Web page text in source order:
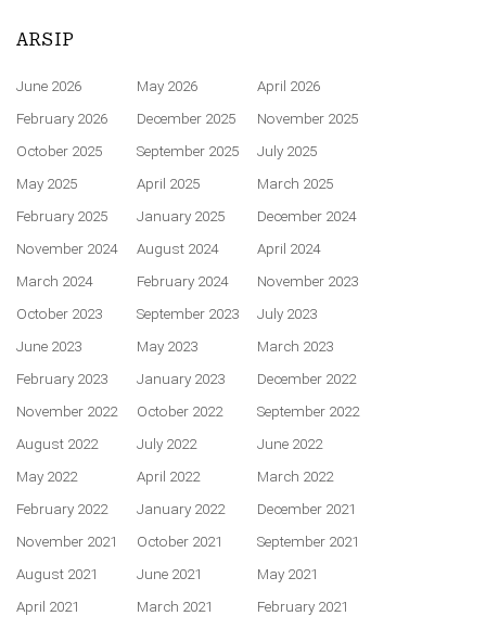
ARSIP
June 2026 May 2026
April 2026
February 2026
December 2025
November 2025
October 2025
September 2025
July 2025
May 2025
April 2025
March 2025
February 2025
January 2025
December 2024
November 2024
August 2024
April 2024
March 2024
February 2024
November 2023
October 2023
September 2023
July 2023
June 2023
May 2023
March 2023
February 2023
January 2023
December 2022
November 2022
October 2022
September 2022
August 2022
July 2022
June 2022
May 2022
April 2022
March 2022
February 2022
January 2022
December 2021
November 2021
October 2021
September 2021
August 2021
June 2021
May 2021
April 2021
March 2021
February 2021